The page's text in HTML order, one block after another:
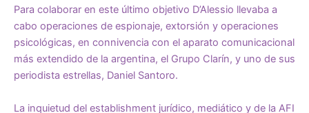
Para colaborar en este último objetivo D’Alessio llevaba a
cabo operaciones de espionaje, extorsión y operaciones
psicológicas, en connivencia con el aparato comunicacional
más extendido de la argentina, el Grupo Clarín, y uno de sus
periodista estrellas, Daniel Santoro.
La inquietud del establishment jurídico, mediático y de la AFI